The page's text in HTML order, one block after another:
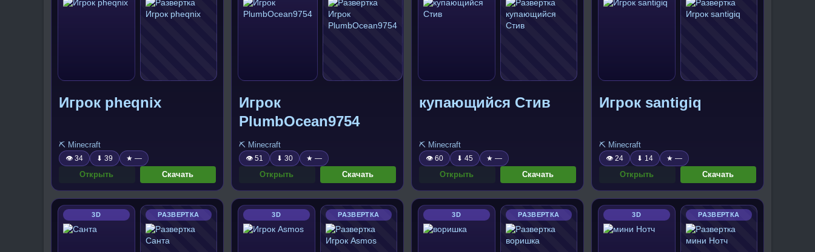
Игрок pheqnix
⛏️ Minecraft
👁 34 ⬇ 39 ★ —
Открыть Скачать
Игрок
PlumbOcean9754
⛏️ Minecraft
👁 51 ⬇ 30 ★ —
Открыть Скачать
купающийся Стив
⛏️ Minecraft
👁 60 ⬇ 45 ★ —
Открыть Скачать
Игрок santigiq
⛏️ Minecraft
👁 24 ⬇ 14 ★ —
Открыть Скачать
3D РАЗВЕРТКА 3D РАЗВЕРТКА 3D РАЗВЕРТКА 3D РАЗВЕРТКА